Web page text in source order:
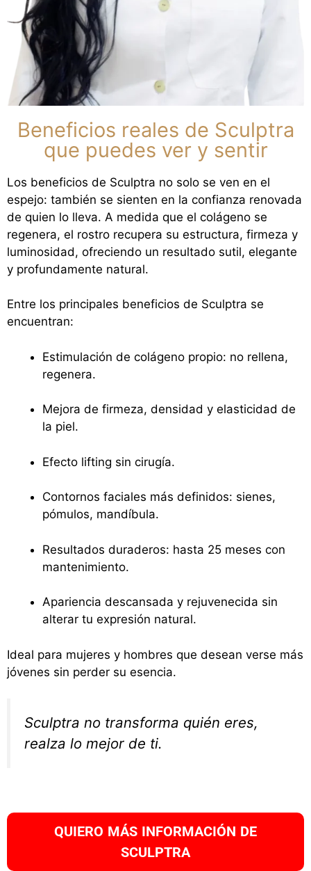
Beneficios reales de Sculptra
que puedes ver y sentir
Los beneficios de Sculptra no solo se ven en el
espejo: también se sienten en la confianza renovada
de quien lo lleva. A medida que el colágeno se
regenera, el rostro recupera su estructura, firmeza y
luminosidad, ofreciendo un resultado sutil, elegante
y profundamente natural.
Entre los principales beneficios de Sculptra se
encuentran:
Estimulación de colágeno propio: no rellena,
regenera.
Mejora de firmeza, densidad y elasticidad de
la piel.
Efecto lifting sin cirugía.
Contornos faciales más definidos: sienes,
pómulos, mandíbula.
Resultados duraderos: hasta 25 meses con
mantenimiento.
Apariencia descansada y rejuvenecida sin
alterar tu expresión natural.
Ideal para mujeres y hombres que desean verse más
jóvenes sin perder su esencia.
Sculptra no transforma quién eres,
realza lo mejor de ti.
QUIERO MÁS INFORMACIÓN DE
SCULPTRA